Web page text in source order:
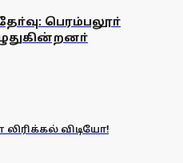
பெரம்பலூா்
விடியோ!